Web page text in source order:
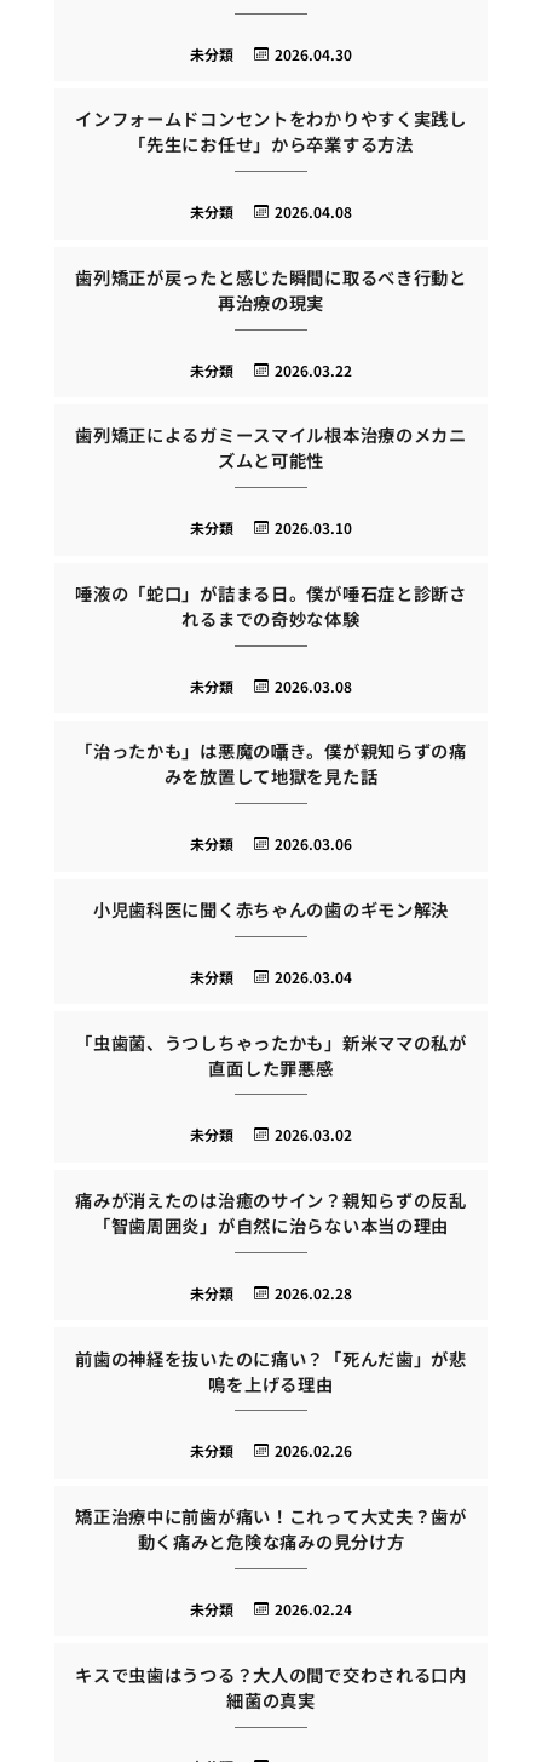
2026.04.30
未分類
インフォームドコンセントをわかりやすく実践し
「先生にお任せ」から卒業する方法
2026.04.08
未分類
歯列矯正が戻ったと感じた瞬間に取るべき行動と
再治療の現実
2026.03.22
未分類
歯列矯正によるガミースマイル根本治療のメカニ
ズムと可能性
2026.03.10
未分類
唾液の「蛇口」が詰まる日。僕が唾石症と診断さ
れるまでの奇妙な体験
2026.03.08
未分類
「治ったかも」は悪魔の囁き。僕が親知らずの痛
みを放置して地獄を見た話
2026.03.06
未分類
小児歯科医に聞く赤ちゃんの歯のギモン解決
2026.03.04
未分類
「虫歯菌、うつしちゃったかも」新米ママの私が
直面した罪悪感
2026.03.02
未分類
痛みが消えたのは治癒のサイン？親知らずの反乱
「智歯周囲炎」が自然に治らない本当の理由
2026.02.28
未分類
前歯の神経を抜いたのに痛い？「死んだ歯」が悲
鳴を上げる理由
2026.02.26
未分類
矯正治療中に前歯が痛い！これって大丈夫？歯が
動く痛みと危険な痛みの見分け方
2026.02.24
未分類
キスで虫歯はうつる？大人の間で交わされる口内
細菌の真実